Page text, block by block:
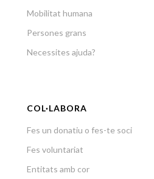
Mobilitat humana
Persones grans
Necessites ajuda?
COL·LABORA
Fes un donatiu o fes-te soci
Fes voluntariat
Entitats amb cor